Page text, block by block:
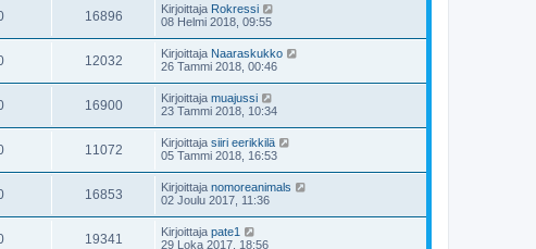
16896 Kirjoittaja Rokressi
08 Helmi 2018, 09:55
12032 Kirjoittaja Naaraskukko
26 Tammi 2018, 00:46
16900 Kirjoittaja muajussi
23 Tammi 2018, 10:34
11072 Kirjoittaja siiri eerikkilä
05 Tammi 2018, 16:53
16853 Kirjoittaja nomoreanimals
02 Joulu 2017, 11:36
19341 Kirjoittaja pate1
29 Loka 2017, 18:56